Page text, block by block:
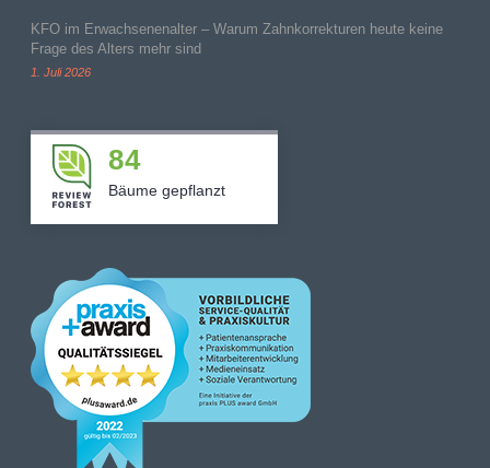
KFO im Erwachsenenalter – Warum Zahnkorrekturen heute keine
Frage des Alters mehr sind
1. Juli 2026
84
Bäume gepflanzt